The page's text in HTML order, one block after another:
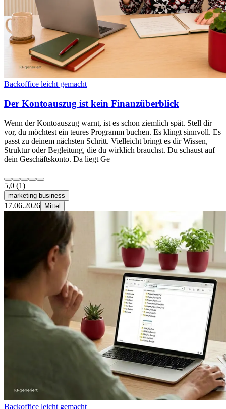
Backoffice leicht gemacht
Der Kontoauszug ist kein Finanzüberblick
Wenn der Kontoauszug warnt, ist es schon ziemlich spät. Stell dir
vor, du möchtest ein teures Programm buchen. Es klingt sinnvoll. Es
passt zu deinem nächsten Schritt. Vielleicht bringt es dir Wissen,
Struktur oder Begleitung, die du wirklich brauchst. Du schaust auf
dein Geschäftskonto. Da liegt Ge
5,0 (1)
marketing-business
17.06.2026 Mittel
Backoffice leicht gemacht